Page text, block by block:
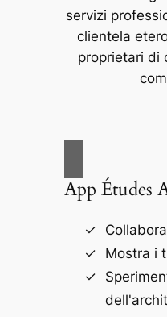
servizi
clientela
proprietari di
App Études
Mostra i